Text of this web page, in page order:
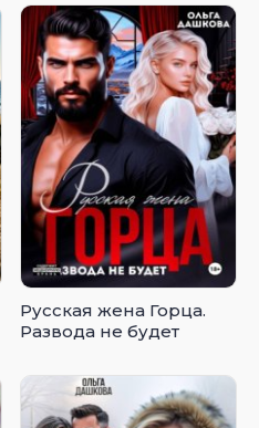
Русская жена Горца.
Развода не будет